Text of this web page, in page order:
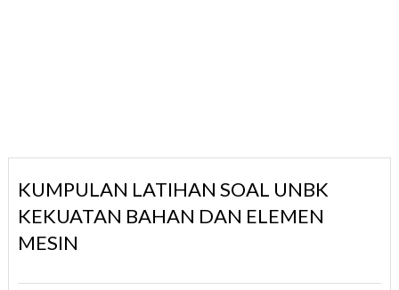
KUMPULAN LATIHAN SOAL UNBK
KEKUATAN BAHAN DAN ELEMEN
MESIN